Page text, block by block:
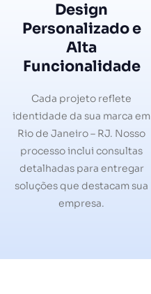
Design
Personalizado e
Alta
Funcionalidade
Cada projeto reflete
identidade da sua marca em
Rio de Janeiro – RJ. Nosso
processo inclui consultas
detalhadas para entregar
soluções que destacam sua
empresa.